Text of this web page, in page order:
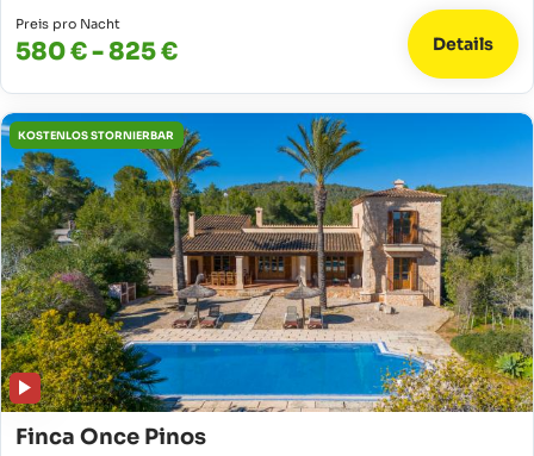
Preis pro Nacht
580 € - 825 € Details
KOSTENLOS STORNIERBAR
Finca Once Pinos